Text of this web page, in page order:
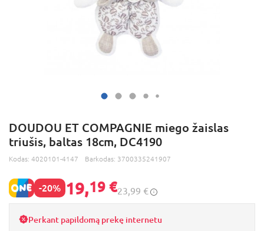
DOUDOU ET COMPAGNIE miego žaislas
triušis, baltas 18cm, DC4190
Kodas: 4020101-4147 Barkodas: 3700335241907
-20% 19,19 €23,99 €
Perkant papildomą prekę internetu